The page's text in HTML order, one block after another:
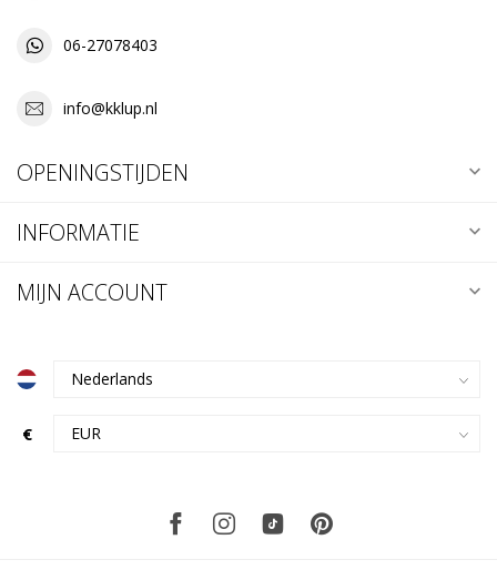
06-27078403
info@kklup.nl
OPENINGSTIJDEN
INFORMATIE
MIJN ACCOUNT
€